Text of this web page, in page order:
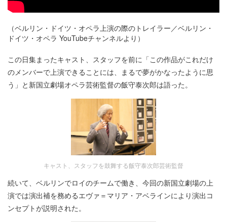
（ベルリン・ドイツ・オペラ上演の際のトレイラー／ベルリン・
ドイツ・オペラ YouTubeチャンネルより）
この日集まったキャスト、スタッフを前に「この作品がこれだけ
のメンバーで上演できることには、まるで夢がかなったように思
う」と新国立劇場オペラ芸術監督の飯守泰次郎は語った。
キャスト、スタッフを鼓舞する飯守泰次郎芸術監督
続いて、ベルリンでロイのチームで働き、今回の新国立劇場の上
演では演出補を務めるエヴァ＝マリア・アベラインにより演出コ
ンセプトが説明された。